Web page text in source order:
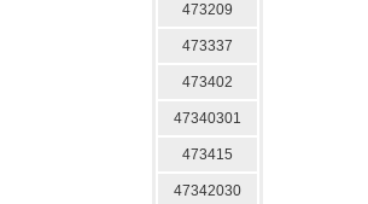
473209
473337
473402
47340301
473415
47342030